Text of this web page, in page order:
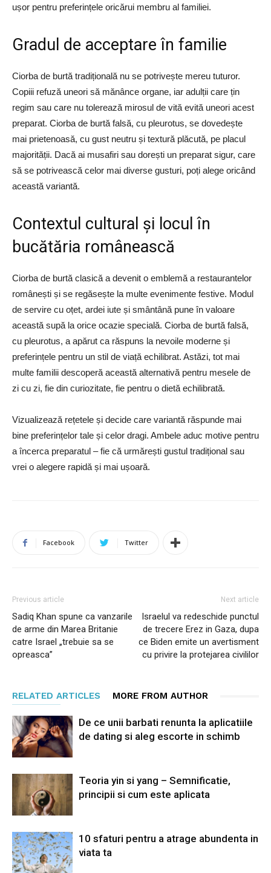
ușor pentru preferințele oricărui membru al familiei.
Gradul de acceptare în familie
Ciorba de burtă tradițională nu se potrivește mereu tuturor.
Copiii refuză uneori să mănânce organe, iar adulții care țin
regim sau care nu tolerează mirosul de vită evită uneori acest
preparat. Ciorba de burtă falsă, cu pleurotus, se dovedește
mai prietenoasă, cu gust neutru și textură plăcută, pe placul
majorității. Dacă ai musafiri sau dorești un preparat sigur, care
să se potrivească celor mai diverse gusturi, poți alege oricând
această variantă.
Contextul cultural și locul în
bucătăria românească
Ciorba de burtă clasică a devenit o emblemă a restaurantelor
românești și se regăsește la multe evenimente festive. Modul
de servire cu oțet, ardei iute și smântână pune în valoare
această supă la orice ocazie specială. Ciorba de burtă falsă,
cu pleurotus, a apărut ca răspuns la nevoile moderne și
preferințele pentru un stil de viață echilibrat. Astăzi, tot mai
multe familii descoperă această alternativă pentru mesele de
zi cu zi, fie din curiozitate, fie pentru o dietă echilibrată.
Vizualizează rețetele și decide care variantă răspunde mai
bine preferințelor tale și celor dragi. Ambele aduc motive pentru
a încerca preparatul – fie că urmărești gustul tradițional sau
vrei o alegere rapidă și mai ușoară.
Facebook Twitter
Previous article
Sadiq Khan spune ca vanzarile
de arme din Marea Britanie
catre Israel „trebuie sa se
opreasca”
Next article
Israelul va redeschide punctul
de trecere Erez in Gaza, dupa
ce Biden emite un avertisment
cu privire la protejarea civililor
RELATED ARTICLES MORE FROM AUTHOR
De ce unii barbati renunta la aplicatiile
de dating si aleg escorte in schimb
Teoria yin si yang – Semnificatie,
principii si cum este aplicata
10 sfaturi pentru a atrage abundenta in
viata ta